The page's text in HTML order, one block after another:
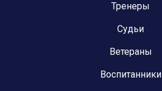
Тренеры
Судьи
Ветераны
Воспитанники